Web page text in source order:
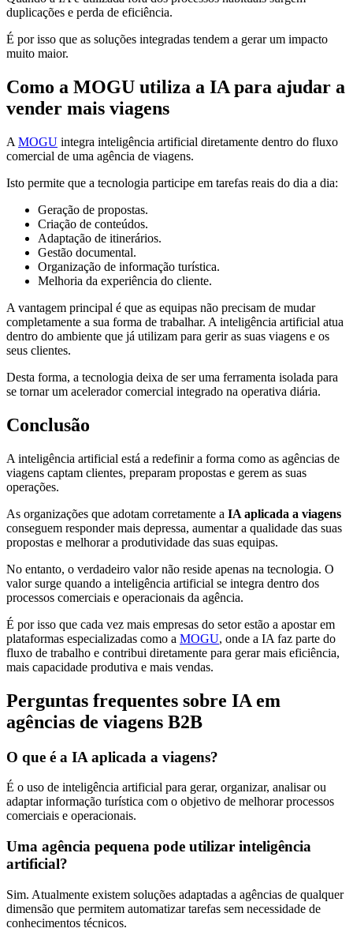
duplicações e perda de eficiência.
É por isso que as soluções integradas tendem a gerar um impacto
muito maior.
Como a MOGU utiliza a IA para ajudar a
vender mais viagens
A MOGU integra inteligência artificial diretamente dentro do fluxo
comercial de uma agência de viagens.
Isto permite que a tecnologia participe em tarefas reais do dia a dia:
Geração de propostas.
Criação de conteúdos.
Adaptação de itinerários.
Gestão documental.
Organização de informação turística.
Melhoria da experiência do cliente.
A vantagem principal é que as equipas não precisam de mudar
completamente a sua forma de trabalhar. A inteligência artificial atua
dentro do ambiente que já utilizam para gerir as suas viagens e os
seus clientes.
Desta forma, a tecnologia deixa de ser uma ferramenta isolada para
se tornar um acelerador comercial integrado na operativa diária.
Conclusão
A inteligência artificial está a redefinir a forma como as agências de
viagens captam clientes, preparam propostas e gerem as suas
operações.
As organizações que adotam corretamente a IA aplicada a viagens
conseguem responder mais depressa, aumentar a qualidade das suas
propostas e melhorar a produtividade das suas equipas.
No entanto, o verdadeiro valor não reside apenas na tecnologia. O
valor surge quando a inteligência artificial se integra dentro dos
processos comerciais e operacionais da agência.
É por isso que cada vez mais empresas do setor estão a apostar em
plataformas especializadas como a MOGU, onde a IA faz parte do
fluxo de trabalho e contribui diretamente para gerar mais eficiência,
mais capacidade produtiva e mais vendas.
Perguntas frequentes sobre IA em
agências de viagens B2B
O que é a IA aplicada a viagens?
É o uso de inteligência artificial para gerar, organizar, analisar ou
adaptar informação turística com o objetivo de melhorar processos
comerciais e operacionais.
Uma agência pequena pode utilizar inteligência
artificial?
Sim. Atualmente existem soluções adaptadas a agências de qualquer
dimensão que permitem automatizar tarefas sem necessidade de
conhecimentos técnicos.